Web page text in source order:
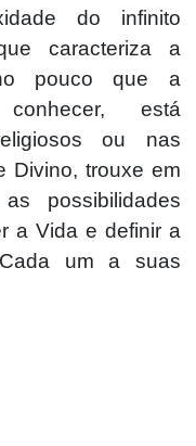
do infinito
caracteriza a
pouco que a
conhecer, está
ou nas
Divino, trouxe em
possibilidades
a Vida e definir a
um a suas